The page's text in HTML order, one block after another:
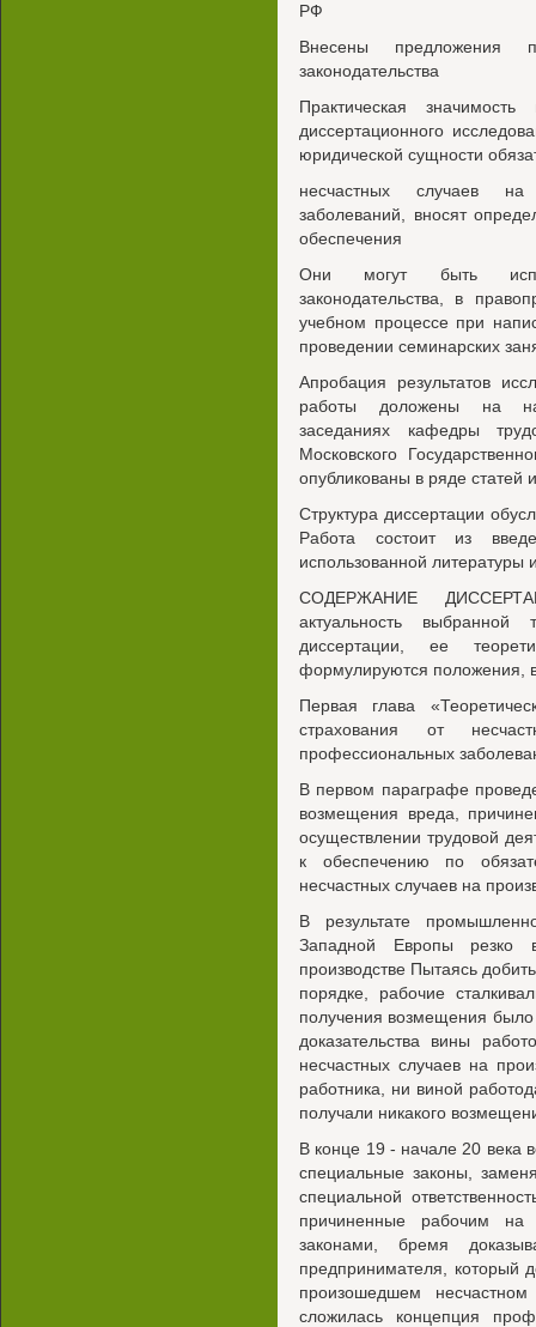
РФ
Внесены предложения
законодательства
Практическая
диссертационного
юридической сущности
несчастных случаев на
заболеваний, вносят
обеспечения
Они могут быть
законодательства, в
учебном процессе при
проведении семинарских
Апробация результатов
работы доложены на
заседаниях кафедры
Московского
опубликованы в ряде статей
Структура диссертации
Работа состоит из
использованной литературы
СОДЕРЖАНИЕ
актуальность
диссертации, ее
формулируются положения,
Первая глава
страхования от
профессиональных
В первом параграфе
возмещения вреда,
осуществлении трудовой
к обеспечению по
несчастных случаев на
В результате
Западной Европы резко
производстве Пытаясь
порядке, рабочие
получения возмещения было
доказательства вины
несчастных случаев на
работника, ни виной
получали никакого
В конце 19 - начале 20 века
специальные законы,
специальной
причиненные рабочим на
законами, бремя
предпринимателя, который
произошедшем
сложилась концепция